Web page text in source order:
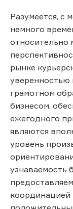
Разумеется, с
немного
относительно
рынке
уверенностью
грамотном
бизнесом,
ежегодного
являются
уровень
узнаваемость
координацией